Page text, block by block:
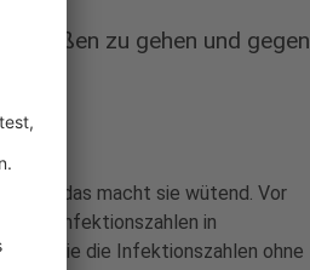
Straßen zu gehen und gegen
und das macht sie wütend. Vor
die Infektionszahlen in
wie die Infektionszahlen ohne